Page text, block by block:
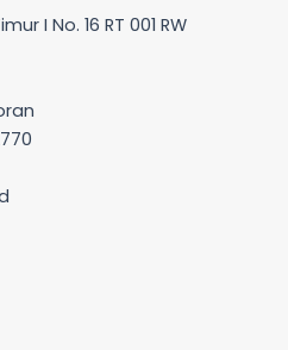
I No. 16 RT 001 RW